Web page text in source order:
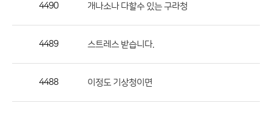
4490 개나소나 다할수 있는 구라청
4489 스트레스 받습니다.
4488 이정도 기상청이면